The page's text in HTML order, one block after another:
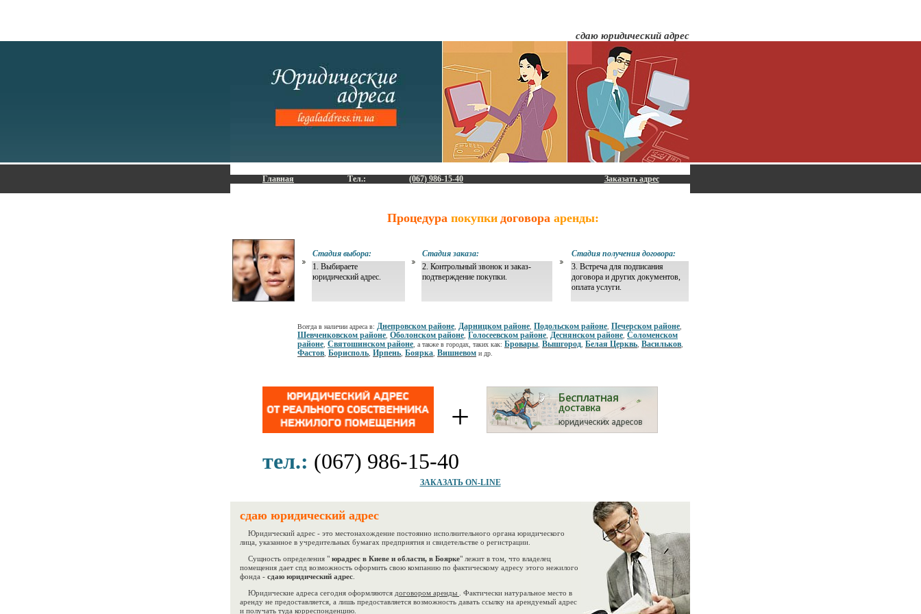
сдаю юридический адрес
Главная Тел.: (067) 986-15-40 Заказать адрес
Процедурапокупки договорааренды:
Стадия выбора: Стадия заказа:
Стадия получения договора:
1. Выбираете
юридический адрес.
2. Контрольный звонок и заказ-
подтверждение покупки.
3. Встреча для подписания
договора и других документов,
оплата услуги.
Всегда в наличии адреса в: Днепровском районе Дарницком районе Подольском районе Печерском районе
Шевченковском районе Оболонском районе Голосеевском районе Деснянском районе Соломенском
районе Святошинском районе , а также в городах, таких как: Бровары Вышгород Белая Церквь Васильков
Фастов Борисполь Ирпень Боярка Вишневом и др.
+
тел.: (067) 986-15-40
ЗАКАЗАТЬ ON-LINE
сдаю юридический адрес
Юридический адрес - это местонахождение постоянно исполнительного органа юридического
лица, указанное в учредительных бумагах предприятия и свидетельстве о регистрации.
Сущность определения " юрадрес в Киеве и области, в Боярке" лежит в том, что владелец
помещения дает спд возможность оформить свою компанию по фактическому адресу этого нежилого
фонда - сдаю юридический адрес
Юридические адреса сегодня оформляются договором аренды
. Фактически натуральное место в
аренду не предоставляется, а лишь предоставляется возможность давать ссылку на арендуемый адрес
и получать туда корреспонденцию.